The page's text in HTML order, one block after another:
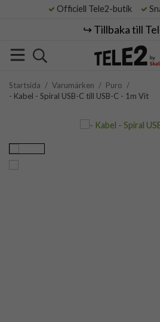
Officiell Tele2-butik
↪️ Tillbaka till
Startsida / Varumärken / Puro /
- Kabel - Spiral USB-C till USB-C - 1m Vit